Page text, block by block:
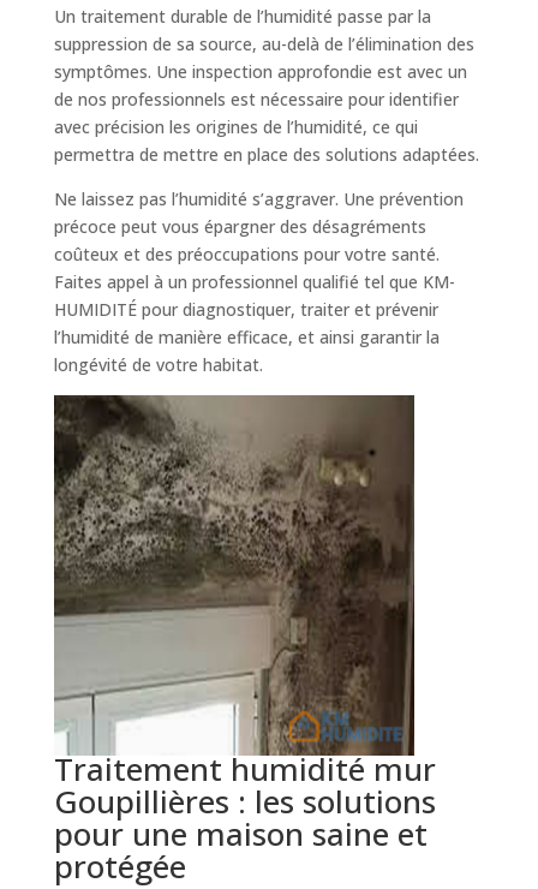
Un traitement durable de l’humidité passe par la
suppression de sa source, au-delà de l’élimination des
symptômes. Une inspection approfondie est avec un
de nos professionnels est nécessaire pour identifier
avec précision les origines de l’humidité, ce qui
permettra de mettre en place des solutions adaptées.
Ne laissez pas l’humidité s’aggraver. Une prévention
précoce peut vous épargner des désagréments
coûteux et des préoccupations pour votre santé.
Faites appel à un professionnel qualifié tel que KM-
HUMIDITÉ pour diagnostiquer, traiter et prévenir
l’humidité de manière efficace, et ainsi garantir la
longévité de votre habitat.
Traitement humidité mur
Goupillières : les solutions
pour une maison saine et
protégée